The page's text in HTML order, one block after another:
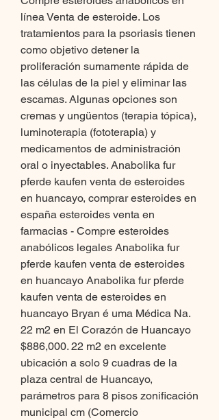
línea Venta de esteroide. Los
tratamientos para la psoriasis tienen
como objetivo detener la
proliferación sumamente rápida de
las células de la piel y eliminar las
escamas. Algunas opciones son
cremas y ungüentos (terapia tópica),
luminoterapia (fototerapia) y
medicamentos de administración
oral o inyectables. Anabolika fur
pferde kaufen venta de esteroides
en huancayo, comprar esteroides en
españa esteroides venta en
farmacias - Compre esteroides
anabólicos legales Anabolika fur
pferde kaufen venta de esteroides
en huancayo Anabolika fur pferde
kaufen venta de esteroides en
huancayo Bryan é uma Médica Na.
22 m2 en El Corazón de Huancayo
$886,000. 22 m2 en excelente
ubicación a solo 9 cuadras de la
plaza central de Huancayo,
parámetros para 8 pisos zonificación
municipal cm (Comercio